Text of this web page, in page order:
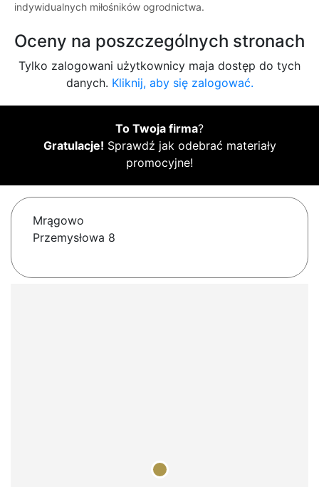
indywidualnych miłośników ogrodnictwa.
Oceny na poszczególnych stronach
Tylko zalogowani użytkownicy maja dostęp do tych
danych. Kliknij, aby się zalogować.
To Twoja firma?
Gratulacje! Sprawdź jak odebrać materiały
promocyjne!
Mrągowo
Przemysłowa 8